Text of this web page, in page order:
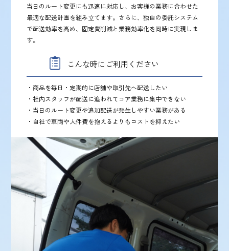
当日のルート変更にも迅速に対応し、お客様の業務に合わせた
最適な配送計画を組み立てます。さらに、独自の委託システム
で配送効率を高め、固定費削減と業務効率化を同時に実現しま
す。
こんな時にご利用ください
・商品を毎日・定期的に店舗や取引先へ配送したい
・社内スタッフが配送に追われてコア業務に集中できない
・当日のルート変更や追加配送が発生しやすい業務がある
・自社で車両や人件費を抱えるよりもコストを抑えたい